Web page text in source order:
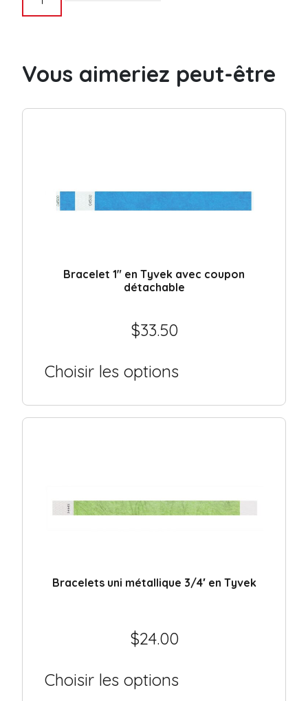
3/4"
Pas
Vous aimeriez peut-être
Bracelet 1″ en Tyvek avec coupon
détachable
$33.50
Choisir les options
Bracelets uni métallique 3/4′ en Tyvek
$24.00
Choisir les options